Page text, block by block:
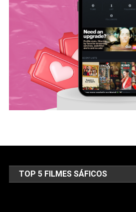
TOP 5 FILMES SÁFICOS